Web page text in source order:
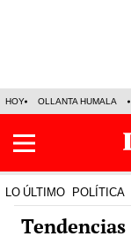
HOY OLLANTA HUMALA
LO ÚLTIMO POLÍTICA
Tendencias